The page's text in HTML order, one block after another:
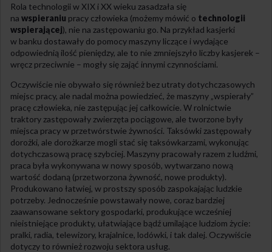
Rola technologii w XIX i XX wieku zasadzała się
na wspieraniu pracy człowieka (możemy mówić o technologii
wspierającej), nie na zastępowaniu go. Na przykład kasjerki
w banku dostawały do pomocy maszyny liczące i wydające
odpowiednią ilość pieniędzy, ale to nie zmniejszyło liczby kasjerek –
wręcz przeciwnie – mogły się zająć innymi czynnościami.
Oczywiście nie obywało się również bez utraty dotychczasowych
miejsc pracy, ale nadal można powiedzieć, że maszyny „wspierały”
pracę człowieka, nie zastępując jej całkowicie. W rolnictwie
traktory zastępowały zwierzęta pociągowe, ale tworzone były
miejsca pracy w przetwórstwie żywności. Taksówki zastępowały
dorożki, ale dorożkarze mogli stać się taksówkarzami, wykonując
dotychczasową pracę szybciej. Maszyny pracowały razem z ludźmi,
praca była wykonywana w nowy sposób, wytwarzano nową
wartość dodaną (przetworzona żywność, nowe produkty).
Produkowano łatwiej, w prostszy sposób zaspokajając ludzkie
potrzeby. Jednocześnie powstawały nowe, coraz bardziej
zaawansowane sektory gospodarki, produkujące wcześniej
nieistniejące produkty, ułatwiające bądź umilające ludziom życie:
pralki, radia, telewizory, krajalnice, lodówki, i tak dalej. Oczywiście
dotyczy to również rozwoju sektora usług.